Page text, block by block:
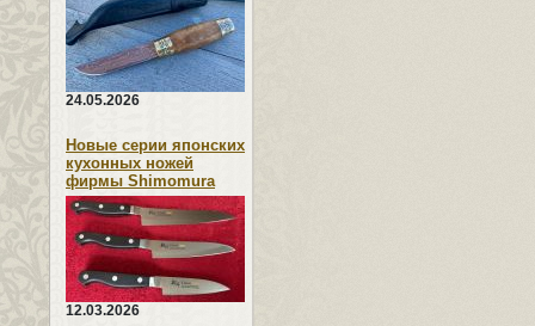
24.05.2026
Новые серии японских
кухонных ножей
фирмы Shimomura
12.03.2026